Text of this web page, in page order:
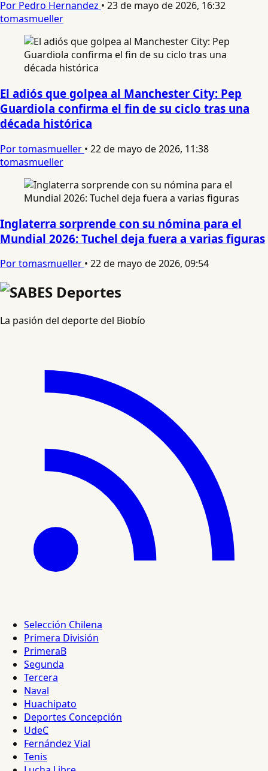
Por Pedro Hernandez • 23 de mayo de 2026, 16:32
tomasmueller
El adiós que golpea al Manchester City: Pep
Guardiola confirma el fin de su ciclo tras una
década histórica
Por tomasmueller • 22 de mayo de 2026, 11:38
tomasmueller
Inglaterra sorprende con su nómina para el
Mundial 2026: Tuchel deja fuera a varias figuras
Por tomasmueller • 22 de mayo de 2026, 09:54
La pasión del deporte del Biobío
Selección Chilena
Primera División
PrimeraB
Segunda
Tercera
Naval
Huachipato
Deportes Concepción
UdeC
Fernández Vial
Tenis